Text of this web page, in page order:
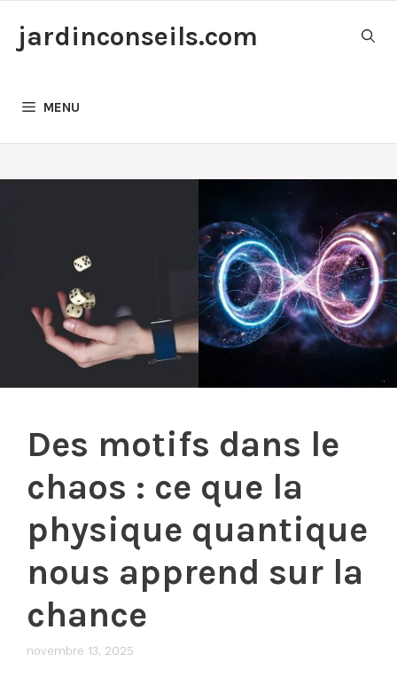
jardinconseils.com
MENU
Des motifs dans le
chaos : ce que la
physique quantique
nous apprend sur la
chance
novembre 13, 2025